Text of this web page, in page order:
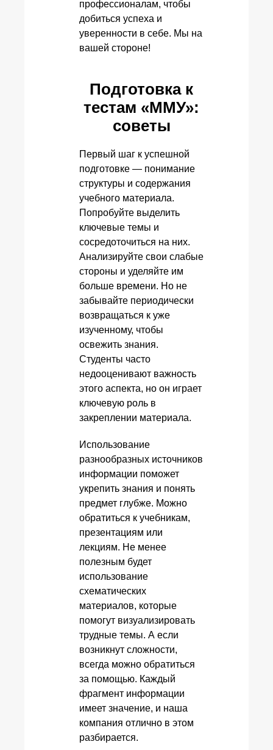
профессионалам, чтобы
добиться успеха и
уверенности в себе. Мы на
вашей стороне!
Подготовка к
тестам «ММУ»:
советы
Первый шаг к успешной
подготовке — понимание
структуры и содержания
учебного материала.
Попробуйте выделить
ключевые темы и
сосредоточиться на них.
Анализируйте свои слабые
стороны и уделяйте им
больше времени. Но не
забывайте периодически
возвращаться к уже
изученному, чтобы
освежить знания.
Студенты часто
недооценивают важность
этого аспекта, но он играет
ключевую роль в
закреплении материала.
Использование
разнообразных источников
информации поможет
укрепить знания и понять
предмет глубже. Можно
обратиться к учебникам,
презентациям или
лекциям. Не менее
полезным будет
использование
схематических
материалов, которые
помогут визуализировать
трудные темы. А если
возникнут сложности,
всегда можно обратиться
за помощью. Каждый
фрагмент информации
имеет значение, и наша
компания отлично в этом
разбирается.